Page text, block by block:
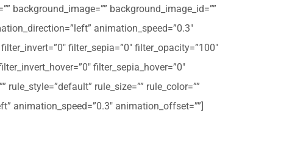
background_image=”” background_image_id=””
animation_speed=”0.3″
filter_sepia=”0″ filter_opacity=”100″
filter_sepia_hover=”0″
rule_size=”” rule_color=””
animation_speed=”0.3″ animation_offset=””]